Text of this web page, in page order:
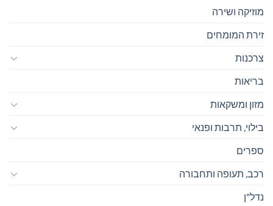
מוזיקה ושירה
זירת המומחים
צרכנות
בריאות
מזון ומשקאות
בילוי, תרבות ופנאי
ספרים
רכב, תעופה ותחבורה
נדל"ן